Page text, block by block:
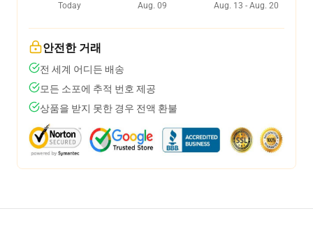
Today
Aug. 09
Aug. 13 - Aug. 20
안전한 거래
전 세계 어디든 배송
모든 소포에 추적 번호 제공
상품을 받지 못한 경우 전액 환불